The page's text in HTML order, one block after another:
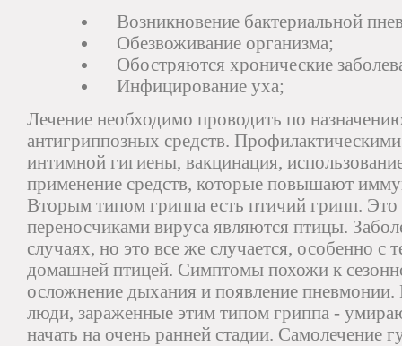
Возникновение бактериальной
Обезвоживание организма;
Обостряются хронические
Инфицирование уха;
Лечение необходимо проводить по
антигриппозных средств.
интимной гигиены, вакцинация,
применение средств, которые повышают
Вторым типом гриппа есть птичий грипп.
переносчиками вируса являются птицы.
случаях, но это все же случается, особенно с
домашней птицей. Симптомы похожи к
осложнение дыхания и появление пневмонии.
люди, зараженные этим типом гриппа -
начать на очень ранней стадии. Самолечение